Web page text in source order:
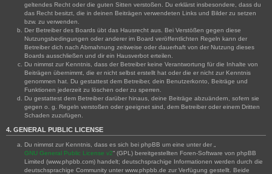
geltendes Recht oder die guten Sitten verstoßen. Du erklärst insbesondere, dass du
das Recht besitzt, die in deinen Beiträgen verwendeten Links und Bilder zu setzen
bzw. zu verwenden.
Der Betreiber des Boards übt das Hausrecht aus. Bei Verstößen gegen diese
Nutzungsbedingungen oder anderer im Board veröffentlichten Regeln kann der
Betreiber dich nach Abmahnung zeitweise oder dauerhaft von der Nutzung dieses
Boards ausschließen und dir ein Hausverbot erteilen.
Du nimmst zur Kenntnis, dass der Betreiber keine Verantwortung für die Inhalte von
Beiträgen übernimmt, die er nicht selbst erstellt hat oder die er nicht zur Kenntnis
genommen hat. Du gestattest dem Betreiber, dein Benutzerkonto, Beiträge und
Funktionen jederzeit zu löschen oder zu sperren.
Du gestattest dem Betreiber darüber hinaus, deine Beiträge abzuändern, sofern sie
gegen o. g. Regeln verstoßen oder geeignet sind, dem Betreiber oder einem Dritten
Schaden zuzufügen.
4. GENERAL PUBLIC LICENSE
Du nimmst zur Kenntnis, dass es sich bei phpBB um eine unter der „
GNU General Public License v2“ (GPL) bereitgestellten Foren-Software von phpBB
Limited (www.phpbb.com) handelt; deutschsprachige Informationen werden durch die
deutschsprachige Community unter www.phpbb.de zur Verfügung gestellt. Beide